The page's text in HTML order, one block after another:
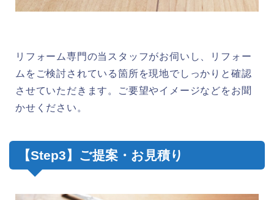
リフォーム専門の当スタッフがお伺いし、リフォー
ムをご検討されている箇所を現地でしっかりと確認
させていただきます。ご要望やイメージなどをお聞
かせください。
【Step3】ご提案・お見積り